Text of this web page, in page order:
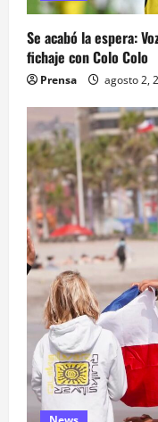
Se acabó la espera:
fichaje con Colo Colo
Prensa agosto 2,